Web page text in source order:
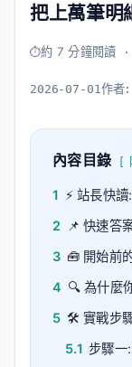
把上萬筆明
約 7 分鐘閱讀
2026-07-01 作
內容目錄
1 ⚡ 站長快
2
📌 快速答
3 🧰 開始前
4 🔍 為什麼
5 🛠️ 實戰步
5.1 步驟一